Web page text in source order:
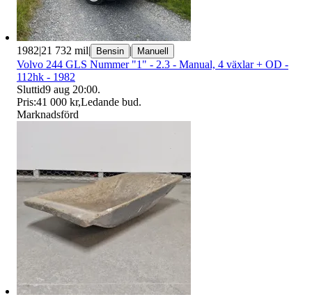
1982|21 732 mil| Bensin | Manuell
Volvo 244 GLS Nummer "1" - 2.3 - Manual, 4 växlar + OD -
112hk - 1982
Sluttid9 aug 20:00.
Pris:41 000 kr,Ledande bud.
Marknadsförd